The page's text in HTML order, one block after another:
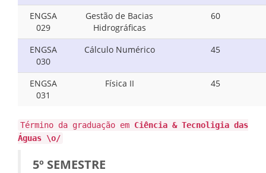
ENGSA
029
Gestão de Bacias
Hidrográficas
60
ENGSA
030
Cálculo Numérico 45
ENGSA
031
Física II 45
Término da graduação em Ciência & Tecnoligia das
Águas \o/
5º SEMESTRE